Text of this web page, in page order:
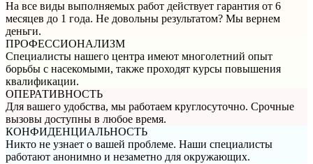
На все виды выполняемых работ действует гарантия от 6
месяцев до 1 года. Не довольны результатом? Мы вернем
деньги.
ПРОФЕССИОНАЛИЗМ
Специалисты нашего центра имеют многолетний опыт
борьбы с насекомыми, также проходят курсы повышения
квалификации.
ОПЕРАТИВНОСТЬ
Для вашего удобства, мы работаем круглосуточно. Срочные
вызовы доступны в любое время.
КОНФИДЕНЦИАЛЬНОСТЬ
Никто не узнает о вашей проблеме. Наши специалисты
работают анонимно и незаметно для окружающих.